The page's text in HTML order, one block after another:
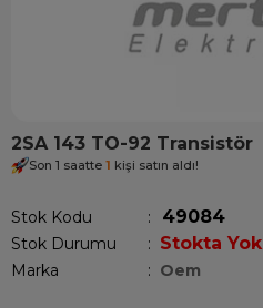
2SA 143 TO-92 Transistör
Son 1 saatte 1 kişi satın aldı!
Stok Kodu 49084
Stok Durumu : Stokta Yok
Marka : Oem